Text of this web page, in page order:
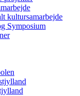
kultursamarbejde
Symposium